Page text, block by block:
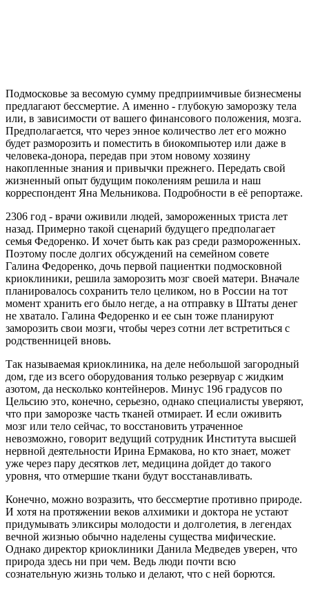
Подмосковье за весомую сумму предприимчивые бизнесмены
предлагают бессмертие. А именно - глубокую заморозку тела
или, в зависимости от вашего финансового положения, мозга.
Предполагается, что через энное количество лет его можно
будет разморозить и поместить в биокомпьютер или даже в
человека-донора, передав при этом новому хозяину
накопленные знания и привычки прежнего. Передать свой
жизненный опыт будущим поколениям решила и наш
корреспондент Яна Мельникова. Подробности в её репортаже.
2306 год - врачи оживили людей, замороженных триста лет
назад. Примерно такой сценарий будущего предполагает
семья Федоренко. И хочет быть как раз среди размороженных.
Поэтому после долгих обсуждений на семейном совете
Галина Федоренко, дочь первой пациентки подмосковной
криоклиники, решила заморозить мозг своей матери. Вначале
планировалось сохранить тело целиком, но в России на тот
момент хранить его было негде, а на отправку в Штаты денег
не хватало. Галина Федоренко и ее сын тоже планируют
заморозить свои мозги, чтобы через сотни лет встретиться с
родственницей вновь.
Так называемая криоклиника, на деле небольшой загородный
дом, где из всего оборудования только резервуар с жидким
азотом, да несколько контейнеров. Минус 196 градусов по
Цельсию это, конечно, серьезно, однако специалисты уверяют,
что при заморозке часть тканей отмирает. И если оживить
мозг или тело сейчас, то восстановить утраченное
невозможно, говорит ведущий сотрудник Института высшей
нервной деятельности Ирина Ермакова, но кто знает, может
уже через пару десятков лет, медицина дойдет до такого
уровня, что отмершие ткани будут восстанавливать.
Конечно, можно возразить, что бессмертие противно природе.
И хотя на протяжении веков алхимики и доктора не устают
придумывать эликсиры молодости и долголетия, в легендах
вечной жизнью обычно наделены существа мифические.
Однако директор криоклиники Данила Медведев уверен, что
природа здесь ни при чем. Ведь люди почти всю
сознательную жизнь только и делают, что с ней борются.